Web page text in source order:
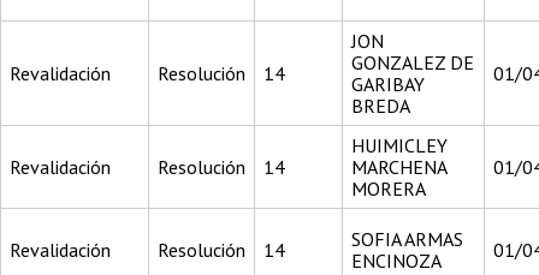
Revalidación Resolución 14
JON
GONZALEZ DE
GARIBAY
BREDA
01/
Revalidación Resolución 14
HUIMICLEY
MARCHENA
MORERA
01/
Revalidación Resolución 14
SOFIA ARMAS
ENCINOZA
01/